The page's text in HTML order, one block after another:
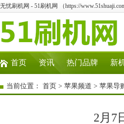
无忧刷机网 - 51刷机网 （https://
首页 资讯 热门品牌 新
当前位置： 首页 > 苹果频道 > 苹果导
2月7